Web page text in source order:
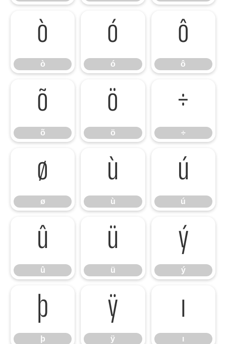
ò
ò ó
ó ô
ô
õ
õ ö
ö ÷
÷
ø
ø ù
ù ú
ú
û
û ü
ü ý
ý
þ
þ ÿ
ÿ ı
ı